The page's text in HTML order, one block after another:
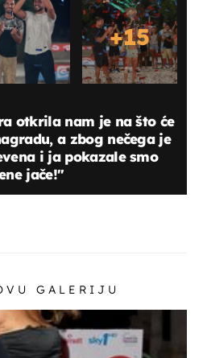
+15
otkrila nam je na što će
a zbog nečega je
i ja pokazale smo
jače!"
GALERIJU